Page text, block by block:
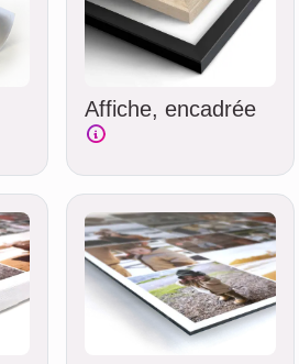
Affiche, encadrée